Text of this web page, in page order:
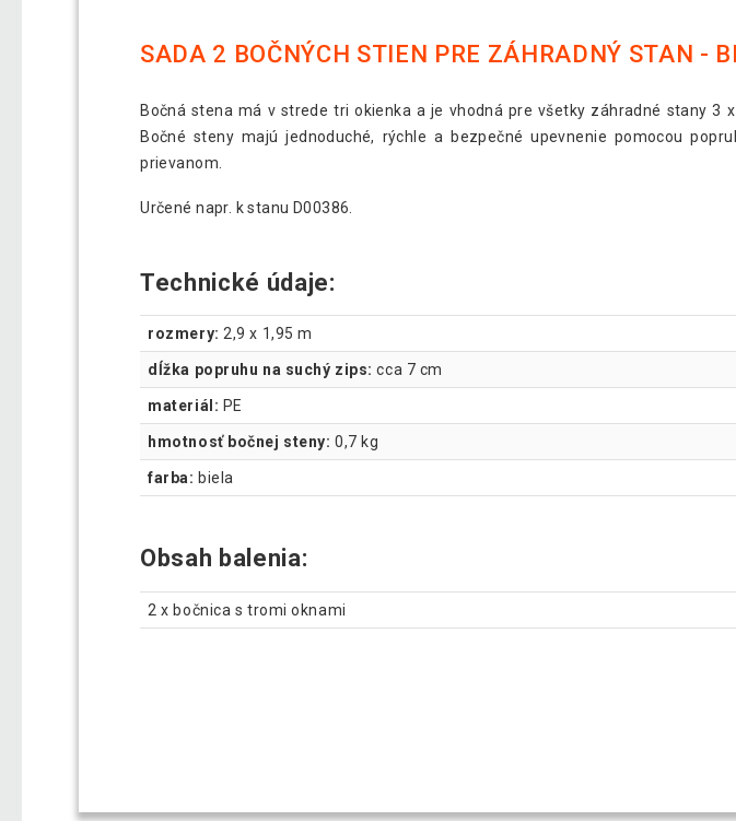
SADA 2 BOČNÝCH STIEN PRE ZÁHRADNÝ STAN -
Bočná stena má v strede tri okienka a je vhodná pre všetky záhradné stany
Bočné steny majú jednoduché, rýchle a bezpečné upevnenie pomocou
prievanom.
Určené napr. k stanu D00386.
Technické údaje:
rozmery: 2,9 x 1,95 m
dĺžka popruhu na suchý zips: cca 7 cm
materiál: PE
hmotnosť bočnej steny: 0,7 kg
farba: biela
Obsah balenia:
2 x bočnica s tromi oknami